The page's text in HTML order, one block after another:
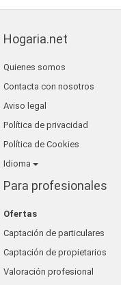
Hogaria.net
Quienes somos
Contacta con nosotros
Aviso legal
Política de privacidad
Política de Cookies
Idioma
Para profesionales
Ofertas
Captación de particulares
Captación de propietarios
Valoración profesional